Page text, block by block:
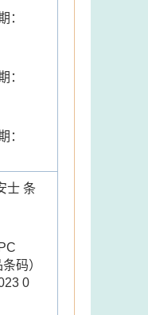
：
：
：
士 条
码）
0